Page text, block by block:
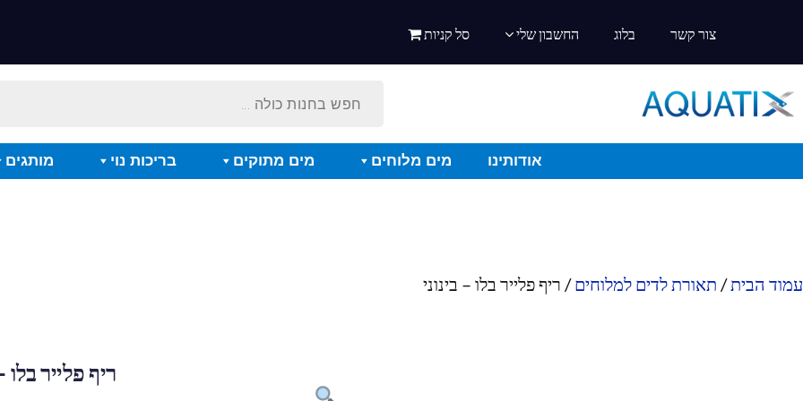
צור קשר בלוג החשבון שלי סל קניות
אודותינו מים מלוחים מים מתוקים בריכות נוי מותגים
עמוד הבית/ תאורת לדים למלוחים/ ריף פלייר בלו – בינוני
ריף פלייר בלו